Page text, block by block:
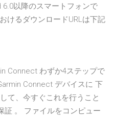
以降のスマートフォンで
けるダウンロードURLは下記
Connect わずか4ステップで
Connect デバイスに 下
て、今すぐこれを行うこと
証 。 ファイルをコンピュー